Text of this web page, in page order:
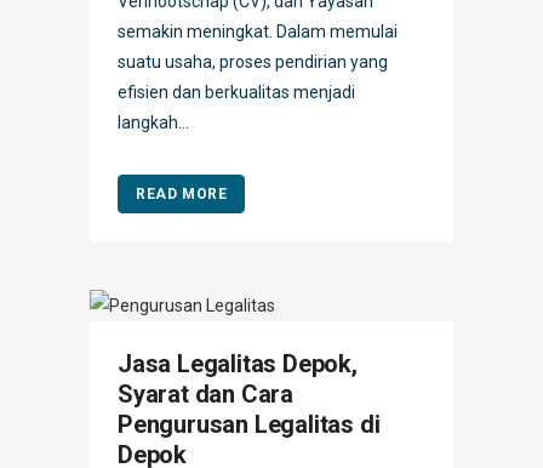
semakin meningkat. Dalam memulai
suatu usaha, proses pendirian yang
efisien dan berkualitas menjadi
langkah...
READ MORE
Jasa Legalitas Depok,
Syarat dan Cara
Pengurusan Legalitas di
Depok